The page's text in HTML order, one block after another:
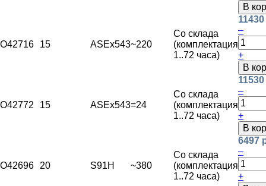
В
O42716 15 ASEx543~220
Со склада
(комплектация
1..72 часа)
–
+
В
O42772 15 ASEx543=24
Со склада
(комплектация
1..72 часа)
–
+
В
O42696 20 S91H ~380
Со склада
(комплектация
1..72 часа)
6497
–
+